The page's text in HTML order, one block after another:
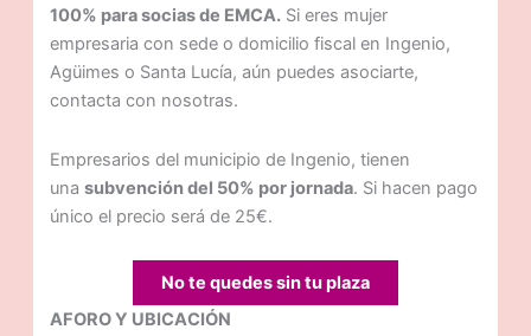
100% para socias de EMCA. Si eres mujer
empresaria con sede o domicilio fiscal en Ingenio,
Agüimes o Santa Lucía, aún puedes asociarte,
contacta con nosotras.
Empresarios del municipio de Ingenio, tienen
unasubvención del 50% por jornada. Si hacen pago
único el precio será de 25€.
No te quedes sin tu plaza
AFORO Y UBICACIÓN